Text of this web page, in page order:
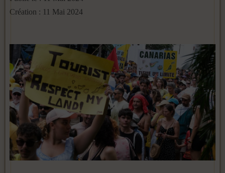
Création : 11 Mai 2024